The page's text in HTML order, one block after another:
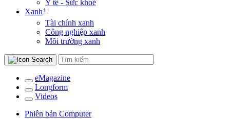
Y tế - Sức khoẻ
Xanh+
Tài chính xanh
Công nghiệp xanh
Môi trường xanh
eMagazine
Longform
Videos
Phiên bản Computer